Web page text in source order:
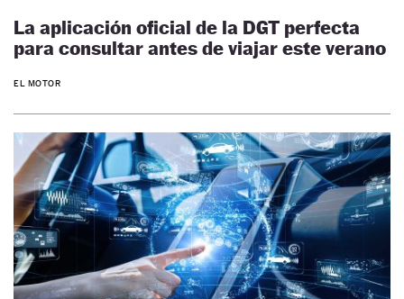
La aplicación oficial de la DGT perfecta
para consultar antes de viajar este verano
EL MOTOR